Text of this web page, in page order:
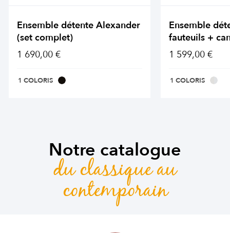
Ensemble détente Alexander
(set complet)
1 690,00 €
1 COLORIS
Ensemble
fauteuils +
1 599,00 €
1 COLORIS
Notre catalogue
du classique au
contemporain